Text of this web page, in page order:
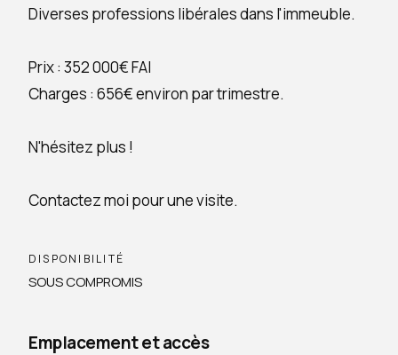
Diverses professions libérales dans l'immeuble.
Prix : 352 000€ FAI
Charges : 656€ environ par trimestre.
N'hésitez plus !
Contactez moi pour une visite.
DISPONIBILITÉ
SOUS COMPROMIS
Emplacement et accès